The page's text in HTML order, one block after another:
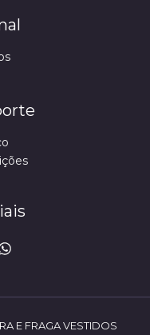
E FRAGA VESTIDOS